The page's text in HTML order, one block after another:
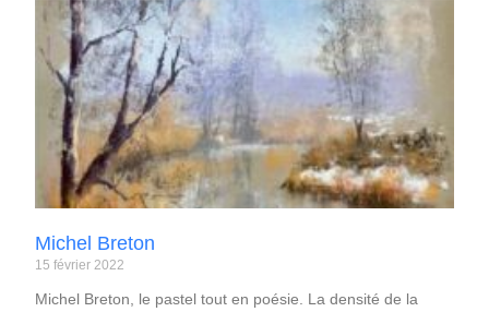
Michel Breton
15 février 2022
Michel Breton, le pastel tout en poésie. La densité de la